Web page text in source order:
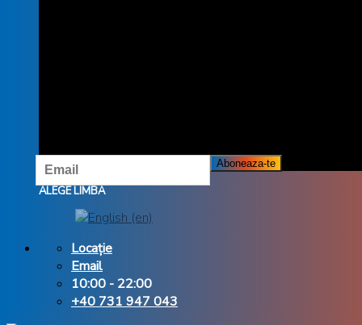
ALEGE LIMBA
Locație
Email
10:00 - 22:00
+40 731 947 043